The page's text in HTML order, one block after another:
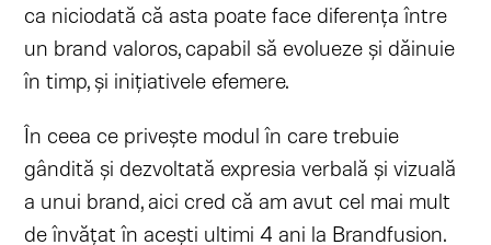
ca niciodată că asta poate face diferența între
un brand valoros, capabil să evolueze și dăinuie
în timp, și inițiativele efemere.
În ceea ce privește modul în care trebuie
gândită și dezvoltată expresia verbală și vizuală
a unui brand, aici cred că am avut cel mai mult
de învățat în acești ultimi 4 ani la Brandfusion.